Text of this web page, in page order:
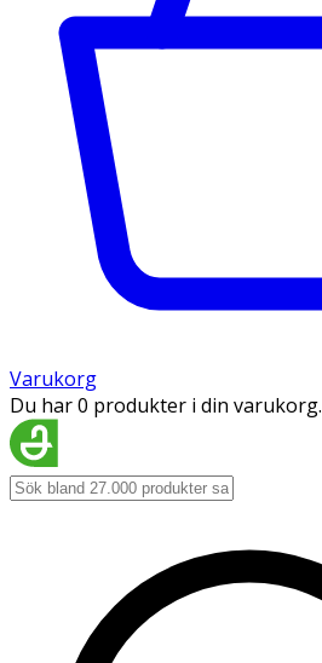
Varukorg
Du har 0 produkter i din varukorg.